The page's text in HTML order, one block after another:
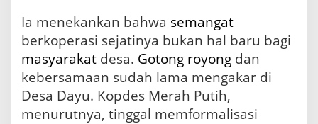
Ia menekankan bahwa semangat
berkoperasi sejatinya bukan hal baru bagi
masyarakat desa. Gotong royong dan
kebersamaan sudah lama mengakar di
Desa Dayu. Kopdes Merah Putih,
menurutnya, tinggal memformalisasi